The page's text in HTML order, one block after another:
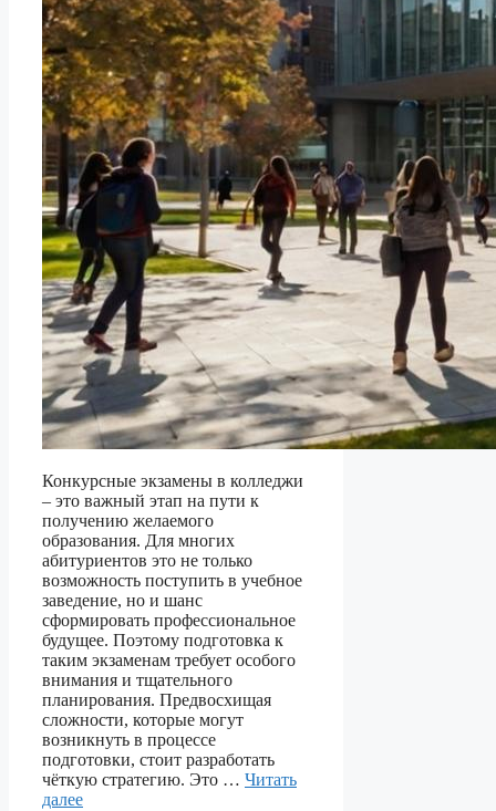
Конкурсные экзамены в колледжи
– это важный этап на пути к
получению желаемого
образования. Для многих
абитуриентов это не только
возможность поступить в учебное
заведение, но и шанс
сформировать профессиональное
будущее. Поэтому подготовка к
таким экзаменам требует особого
внимания и тщательного
планирования. Предвосхищая
сложности, которые могут
возникнуть в процессе
подготовки, стоит разработать
чёткую стратегию. Это … Читать
далее